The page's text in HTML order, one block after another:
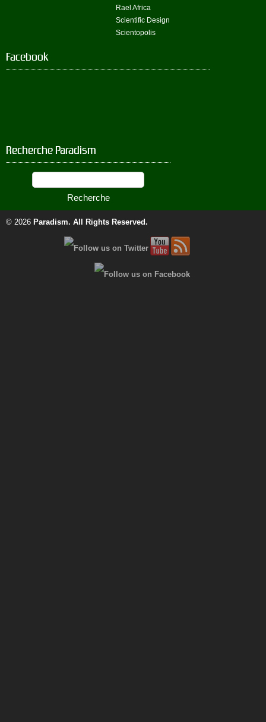
Rael Africa
Scientific Design
Scientopolis
Facebook
Recherche Paradism
© 2026 Paradism. All Rights Reserved.